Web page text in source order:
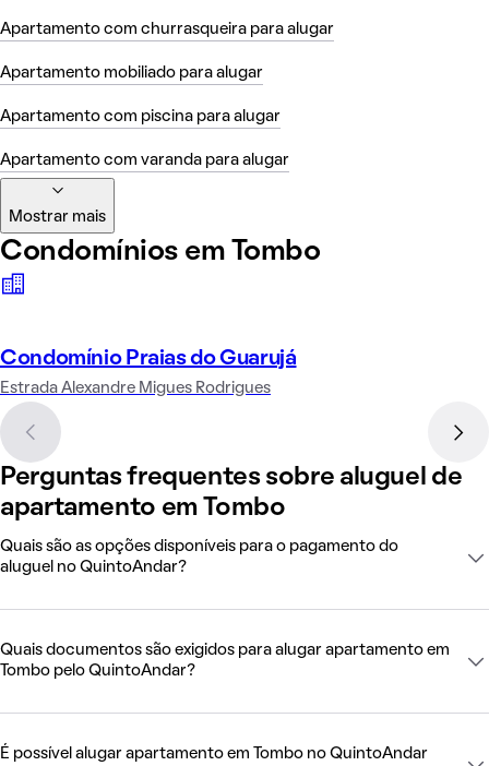
Apartamento com churrasqueira para alugar
Apartamento mobiliado para alugar
Apartamento com piscina para alugar
Apartamento com varanda para alugar
Mostrar mais
Condomínios em Tombo
Condomínio Praias do Guarujá
Estrada Alexandre Migues Rodrigues
Perguntas frequentes sobre aluguel de
apartamento em Tombo
Quais são as opções disponíveis para o pagamento do
aluguel no QuintoAndar?
Quais documentos são exigidos para alugar apartamento em
Tombo pelo QuintoAndar?
É possível alugar apartamento em Tombo no QuintoAndar